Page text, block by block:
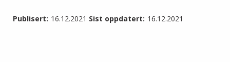
Publisert: 16.12.2021 Sist oppdatert: 16.12.2021